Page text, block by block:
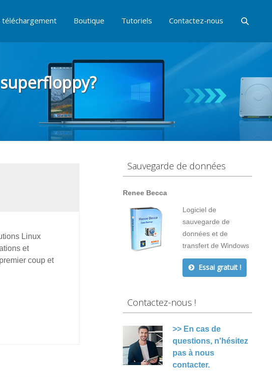
téléchargement Boutique Tutoriels Contactez-nous
Linux
et
coup et
Sauvegarde de données
Renee Becca
Logiciel de
sauvegarde de
données et de
transfert de Windows
Essai gratuit !
Contactez-nous !
>> En cas de
questions, n'hésitez
pas à nous
contacter.